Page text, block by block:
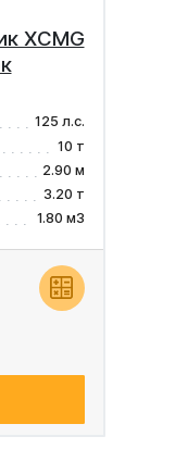
XCMG
125 л.с.
10 т
2.90 м
3.20 т
1.80 м3